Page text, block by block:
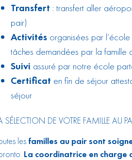
Transfert : transfert aller
pair)
Activités organisées par
tâches demandées par la famille
Suivi assuré par notre école
Certificat en fin de séjour
séjour
SÉLECTION DE VOTRE FAMILLE AU
les familles au pair sont
La coordinatrice en charge